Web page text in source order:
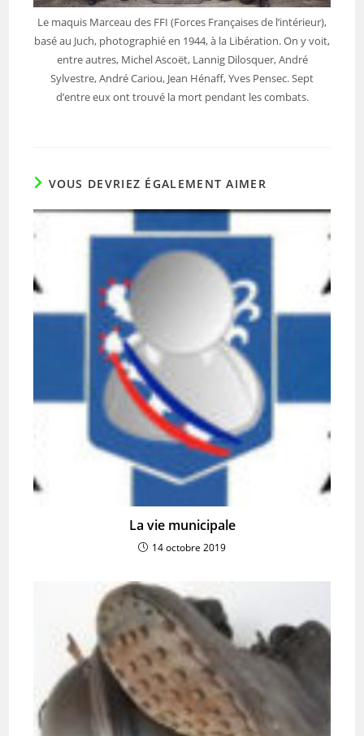
Le maquis Marceau des FFI (Forces Françaises de l’intérieur),
basé au Juch, photographié en 1944, à la Libération. On y voit,
entre autres, Michel Ascoët, Lannig Dilosquer, André
Sylvestre, André Cariou, Jean Hénaff, Yves Pensec. Sept
d’entre eux ont trouvé la mort pendant les combats.
VOUS DEVRIEZ ÉGALEMENT AIMER
La vie municipale
14 octobre 2019